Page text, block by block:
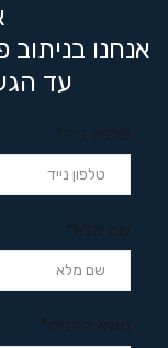
אנחנו
עד
טלפון נייד*
שם מלא*
נושא הפנייה*